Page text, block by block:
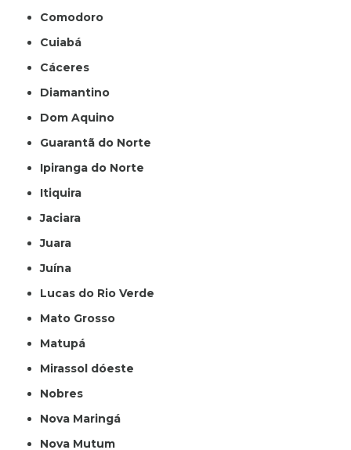
Comodoro
Cuiabá
Cáceres
Diamantino
Dom Aquino
Guarantã do Norte
Ipiranga do Norte
Itiquira
Jaciara
Juara
Juína
Lucas do Rio Verde
Mato Grosso
Matupá
Mirassol dóeste
Nobres
Nova Maringá
Nova Mutum